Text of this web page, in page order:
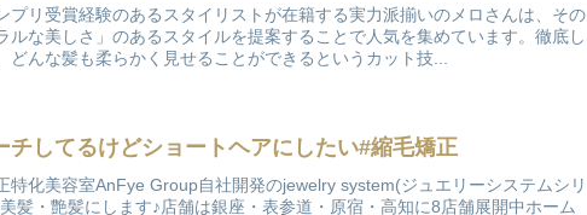
プリ受賞経験のあるスタイリストが在籍する実力派揃いのメロさんは、その
ルな美しさ」のあるスタイルを提案することで人気を集めています。徹底し
どんな髪も柔らかく見せることができるというカット技...
チしてるけどショートヘアにしたい#縮毛矯正
特化美容室AnFye Group自社開発のjewelry system(ジュエリーシステムシリ
髪・艶髪にします♪店舗は銀座・表参道・原宿・高知に8店舗展開中ホーム